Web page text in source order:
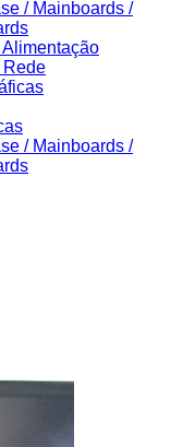
/ Mainboards /
Rede
/ Mainboards /